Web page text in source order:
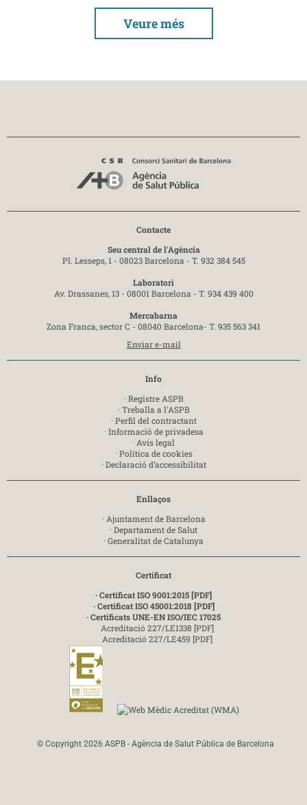
Veure més
Contacte
Seu central de l'Agència
Pl. Lesseps, 1 - 08023 Barcelona - T. 932 384 545
Laboratori
Av. Drassanes, 13 - 08001 Barcelona - T. 934 439 400
Mercabarna
Zona Franca, sector C - 08040 Barcelona- T. 935 563 341
Enviar e-mail
Info
· Registre ASPB
· Treballa a l'ASPB
· Perfil del contractant
· Informació de privadesa
· Avís legal
· Política de cookies
· Declaració d’accessibilitat
Enllaços
· Ajuntament de Barcelona
· Departament de Salut
· Generalitat de Catalunya
Certificat
· Certificat ISO 9001:2015 [PDF]
· Certificat ISO 45001:2018 [PDF]
· Certificats UNE-EN ISO/IEC 17025
Acreditació 227/LE1338 [PDF]
Acreditació 227/LE459 [PDF]
© Copyright 2026 ASPB - Agència de Salut Pública de Barcelona